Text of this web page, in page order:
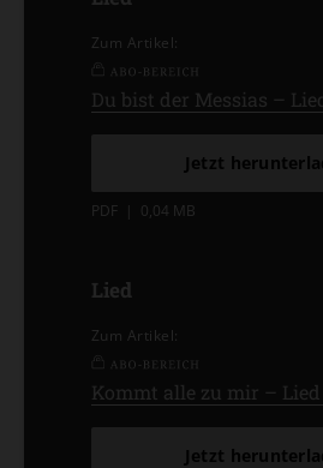
Zum Artikel:
Du bist der Messias –
Jetzt
PDF 0,04 MB
Lied
Zum Artikel:
Kommt alle zu mir –
Jetzt